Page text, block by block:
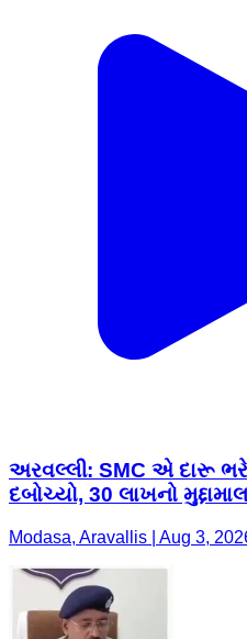
અરવલ્લી: SMC એ દારૂ
દબોચ્યો, 30 લાખનો
Modasa, Aravallis | Aug 3,